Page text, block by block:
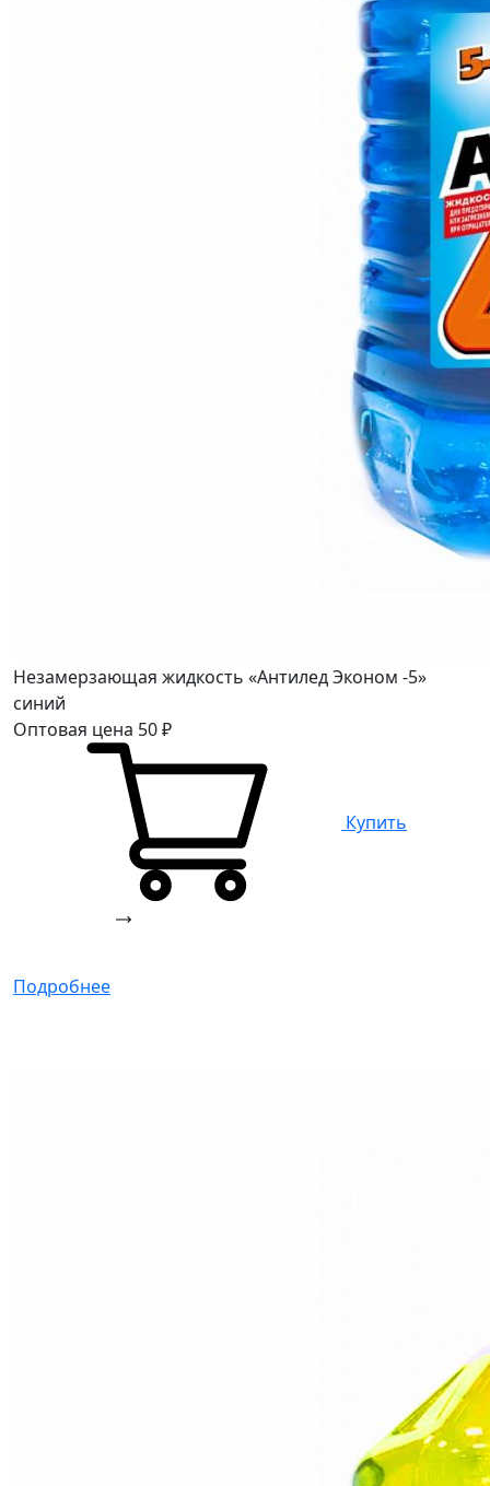
Незамерзающая жидкость «Антилед Эконом -5»
синий
Оптовая цена 50₽
Купить
Подробнее